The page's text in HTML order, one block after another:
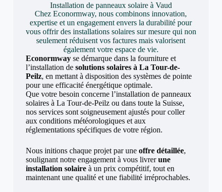
Installation de panneaux solaire à Vaud
Chez Econormway, nous combinons innovation,
expertise et un engagement envers la durabilité pour
vous offrir des installations solaires sur mesure qui non
seulement réduisent vos factures mais valorisent
également votre espace de vie.
Econormwayse démarque dans la fourniture et
l’installation de solutions solaires à La Tour-de-
Peilz, en mettant à disposition des systèmes de pointe
pour une efficacité énergétique optimale.
Que votre besoin concerne l’installation de panneaux
solaires à La Tour-de-Peilz ou dans toute la Suisse,
nos services sont soigneusement ajustés pour coller
aux conditions météorologiques et aux
réglementations spécifiques de votre région.
Nous initions chaque projet par une offre détaillée,
soulignant notre engagement à vous livrerune
installation solaireà un prix compétitif, tout en
maintenant une qualité et une fiabilité irréprochables.